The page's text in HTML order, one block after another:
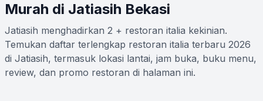
Murah di Jatiasih Bekasi
Jatiasih menghadirkan 2 + restoran italia kekinian.
Temukan daftar terlengkap restoran italia terbaru 2026
di Jatiasih, termasuk lokasi lantai, jam buka, buku menu,
review, dan promo restoran di halaman ini.